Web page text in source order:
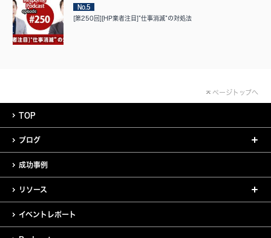
No.5
[第250回][HP業者注目]”仕事消滅”の対処法
ページトップへ
TOP
ブログ
成功事例
リソース
イベントレポート